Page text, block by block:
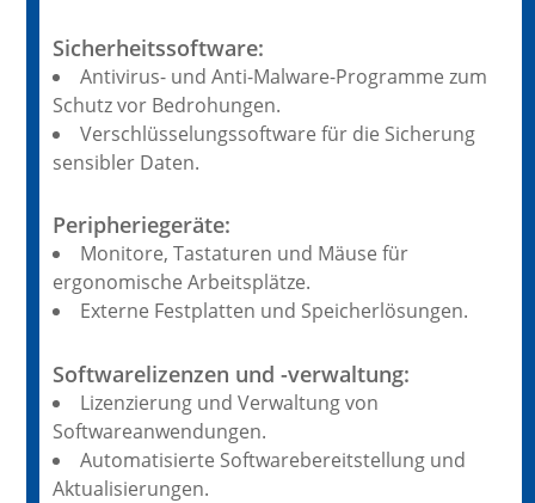
Sicherheitssoftware:
Antivirus- und Anti-Malware-Programme zum
Schutz vor Bedrohungen.
Verschlüsselungssoftware für die Sicherung
sensibler Daten.
Peripheriegeräte:
Monitore, Tastaturen und Mäuse für
ergonomische Arbeitsplätze.
Externe Festplatten und Speicherlösungen.
Softwarelizenzen und -verwaltung:
Lizenzierung und Verwaltung von
Softwareanwendungen.
Automatisierte Softwarebereitstellung und
Aktualisierungen.